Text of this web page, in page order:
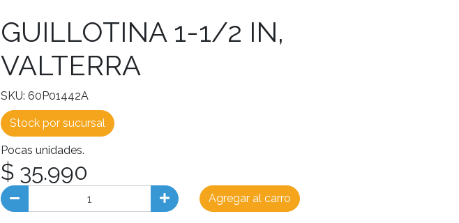
GUILLOTINA 1-1/2 IN,
VALTERRA
SKU: 60P01442A
Stock por sucursal
Pocas unidades.
$ 35.990
Agregar al carro